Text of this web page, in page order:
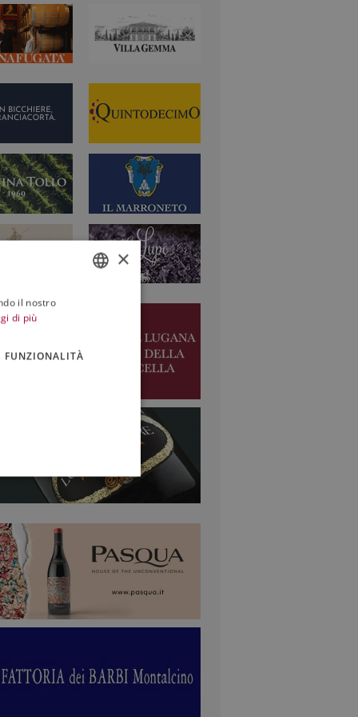
×
il nostro
di più
FUNZIONALITÀ